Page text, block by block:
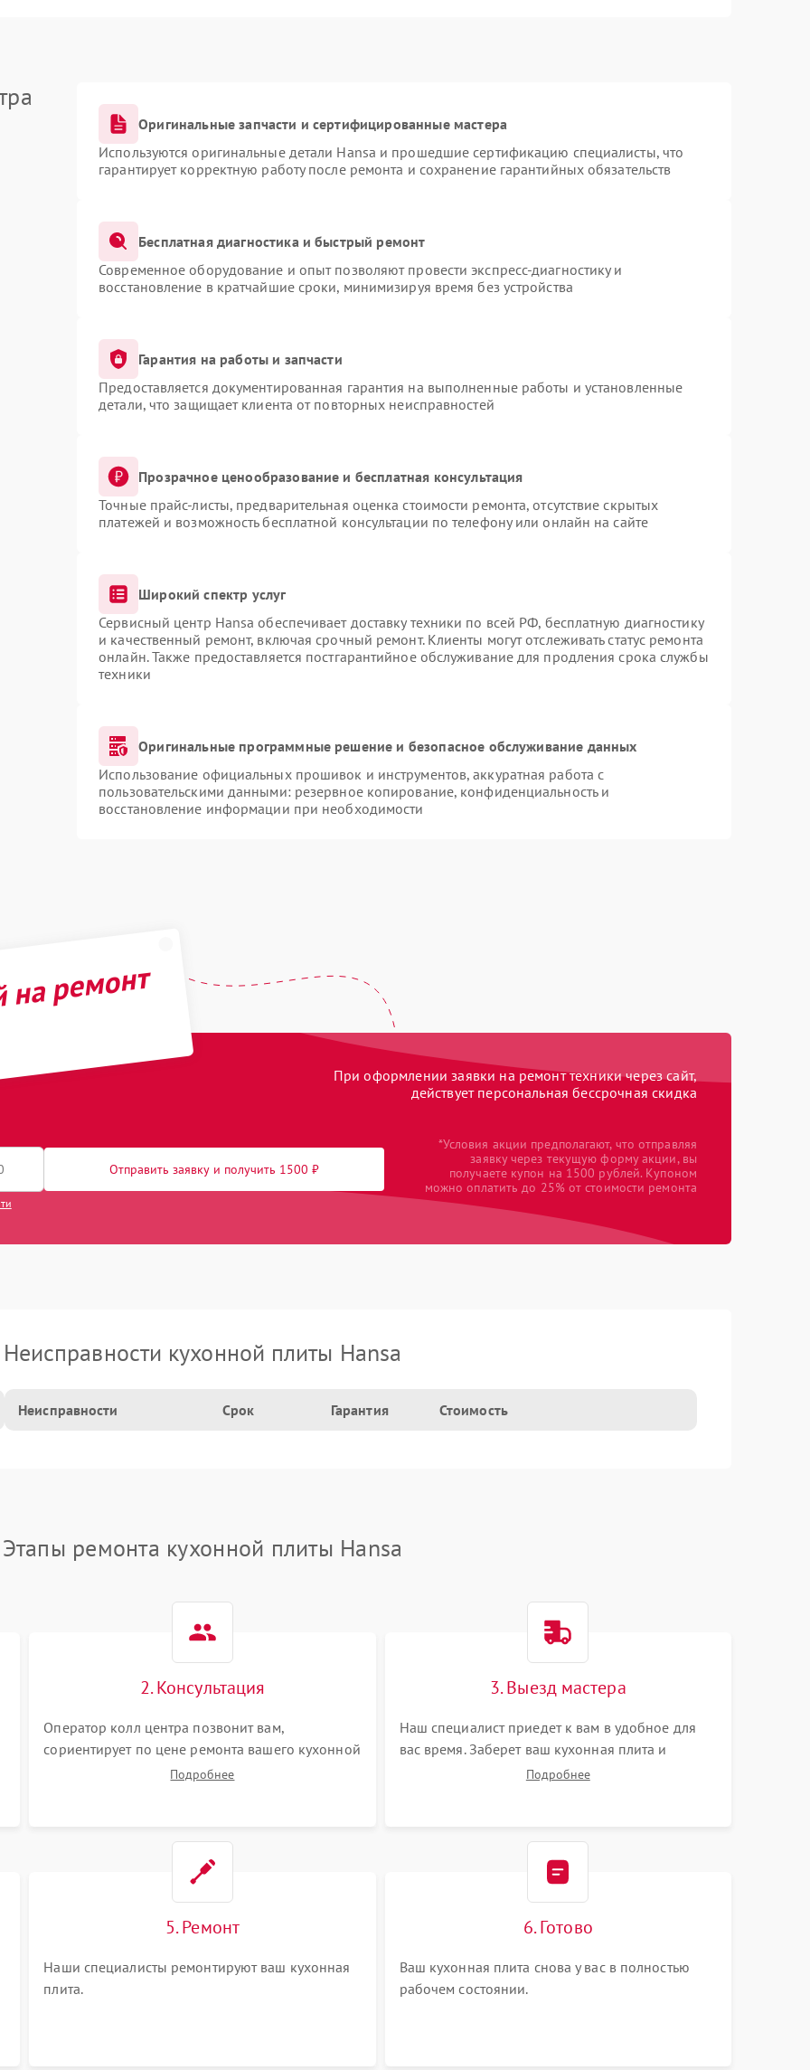
Оригинальные запчасти и сертифицированные мастера
Используются оригинальные детали Hansa и прошедшие сертификацию специалисты, что
гарантирует корректную работу после ремонта и сохранение гарантийных обязательств
Бесплатная диагностика и быстрый ремонт
Современное оборудование и опыт позволяют провести экспресс-диагностику и
восстановление в кратчайшие сроки, минимизируя время без устройства
Гарантия на работы и запчасти
Предоставляется документированная гарантия на выполненные работы и установленные
детали, что защищает клиента от повторных неисправностей
Прозрачное ценообразование и бесплатная консультация
Точные прайс-листы, предварительная оценка стоимости ремонта, отсутствие скрытых
платежей и возможность бесплатной консультации по телефону или онлайн на сайте
Широкий спектр услуг
Сервисный центр Hansa обеспечивает доставку техники по всей РФ, бесплатную диагностику
и качественный ремонт, включая срочный ремонт. Клиенты могут отслеживать статус ремонта
онлайн. Также предоставляется постгарантийное обслуживание для продления срока службы
техники
Оригинальные программные решение и безопасное обслуживание данных
Использование официальных прошивок и инструментов, аккуратная работа с
пользовательскими данными: резервное копирование, конфиденциальность и
восстановление информации при необходимости
ремонт
При оформлении заявки на ремонт техники через сайт,
действует персональная бессрочная скидка
Отправить заявку и получить 1500 ₽
*Условия акции предполагают, что отправляя
заявку через текущую форму акции, вы
получаете купон на 1500 рублей. Купоном
можно оплатить до 25% от стоимости ремонта
Неисправности кухонной плиты Hansa
Неисправности Срок Гарантия Стоимость
Этапы ремонта кухонной плиты Hansa
2. Консультация
Оператор колл центра позвонит вам,
сориентирует по цене ремонта вашего кухонной
плиты а также ответит на все ваши вопросы.
Подробнее
3. Выезд мастера
Наш специалист приедет к вам в удобное для
вас время. Заберет ваш кухонная плита и
привезет на склад для диагностики.
Подробнее
5. Ремонт
Наши специалисты ремонтируют ваш кухонная
плита.
6. Готово
Ваш кухонная плита снова у вас в полностью
рабочем состоянии.